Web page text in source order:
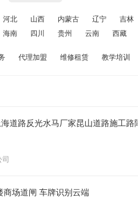
河北 山西 内蒙古 辽宁 吉林
海南 四川 贵州 云南 西藏
代理加盟 维修租赁 教学培训
道路反光水马厂家昆山道路施工路
商场道闸 车牌识别云端